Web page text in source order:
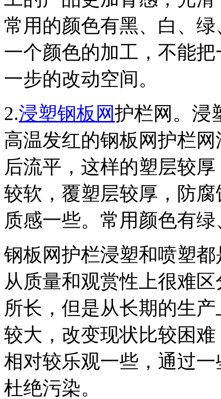
常用的颜色有黑、白、
一个颜色的加工，不能
一步的改动空间。
2.浸塑钢板网护栏网。浸
高温发红的钢板网护栏
后流平，这样的塑层较
较软，覆塑层较厚，防
质感一些。常用颜色有
钢板网护栏浸塑和喷塑
从质量和观赏性上很难
所长，但是从长期的生
较大，改变现状比较困
相对较乐观一些，通过
杜绝污染。